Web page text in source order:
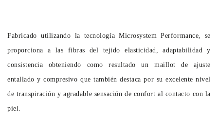
Fabricado utilizando la tecnología Microsystem Performance, se
proporciona a las fibras del tejido elasticidad, adaptabilidad y
consistencia obteniendo como resultado un maillot de ajuste
entallado y compresivo que también destaca por su excelente nivel
de transpiración y agradable sensación de confort al contacto con la
piel.